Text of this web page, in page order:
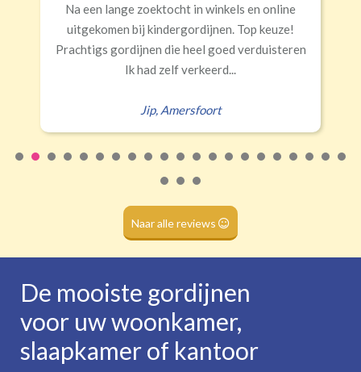
(wave plooi)
Roede
(tunnel)
(dubbele tunnel)
Half verduisterend Volledige verduisterend
€34,95 per stuk
Na een lange zoektocht in winkels en online
uitgekomen bij kindergordijnen. Top keuze!
Prachtigs gordijnen die heel goed verduisteren
Ik had zelf verkeerd...
Jip,Amersfoort
Naar alle reviews
De mooiste gordijnen
voor uw woonkamer,
slaapkamer of kantoor